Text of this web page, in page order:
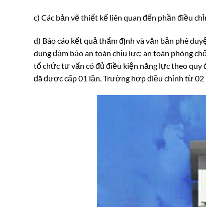
c) Các bản vẽ thiết kế liên quan đến phần điều
d) Báo cáo kết quả thẩm định và văn bản phê
dung đảm bảo an toàn chịu lực; an toàn phòng
tổ chức tư vấn có đủ điều kiện năng lực theo
đã được cấp 01 lần. Trường hợp điều chỉnh từ